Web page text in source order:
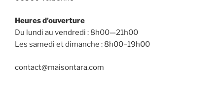
Heures d’ouverture
Du lundi au vendredi : 8h00—21h00
Les samedi et dimanche : 8h00–19h00
contact@maisontara.com